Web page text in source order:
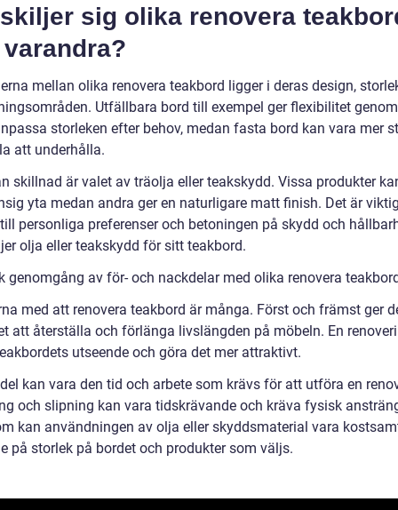
sig olika renovera
mellan olika renovera teakbord ligger i deras design,
Utfällbara bord till exempel ger flexibilitet
storleken efter behov, medan fasta bord kan vara mer
att underhålla.
skillnad är valet av träolja eller teakskydd. Vissa produkter
yta medan andra ger en naturligare matt finish. Det är
personliga preferenser och betoningen på skydd och
olja eller teakskydd för sitt teakbord.
genomgång av för- och nackdelar med olika renovera
med att renovera teakbord är många. Först och främst ger
att återställa och förlänga livslängden på möbeln. En
utseende och göra det mer attraktivt.
kan vara den tid och arbete som krävs för att utföra en
och slipning kan vara tidskrävande och kräva fysisk
kan användningen av olja eller skyddsmaterial vara
på storlek på bordet och produkter som väljs.